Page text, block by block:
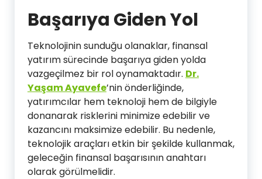
Başarıya Giden Yol
Teknolojinin sunduğu olanaklar, finansal
yatırım sürecinde başarıya giden yolda
vazgeçilmez bir rol oynamaktadır. Dr.
Yaşam Ayavefe’nin önderliğinde,
yatırımcılar hem teknoloji hem de bilgiyle
donanarak risklerini minimize edebilir ve
kazancını maksimize edebilir. Bu nedenle,
teknolojik araçları etkin bir şekilde kullanmak,
geleceğin finansal başarısının anahtarı
olarak görülmelidir.